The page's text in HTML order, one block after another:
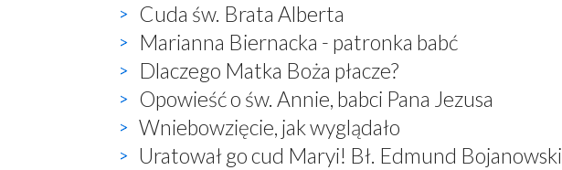
Cuda św. Brata Alberta
Marianna Biernacka - patronka babć
Dlaczego Matka Boża płacze?
Opowieść o św. Annie, babci Pana Jezusa
Wniebowzięcie, jak wyglądało
Uratował go cud Maryi! Bł. Edmund Bojanowski